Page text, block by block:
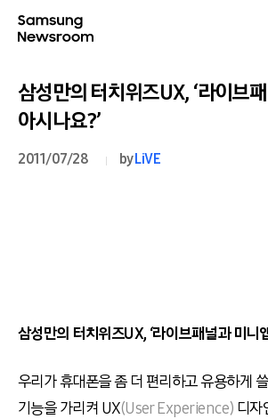
삼성만의 터치위즈UX, ‘라이브
아시나요?’
2011/07/28 byLiVE
삼성만의 터치위즈UX, ‘라이브패널과 미니
우리가 휴대폰을 좀 더 편리하고 유용하게
기능을 가리켜 UX(User Experience) 디자